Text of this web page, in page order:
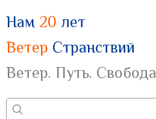
Нам 20 лет
Ветер Странствий
Ветер. Путь. Свобода